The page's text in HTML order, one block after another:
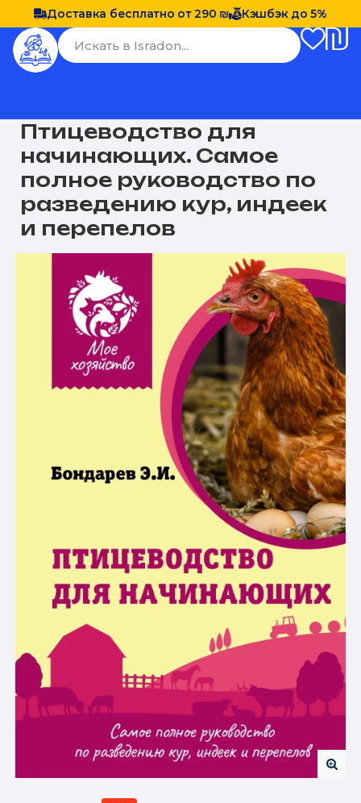
Доставка бесплатно от 290 ₪ Кэшбэк до 5%
Птицеводство для
начинающих. Самое
полное руководство по
разведению кур, индеек
и перепелов